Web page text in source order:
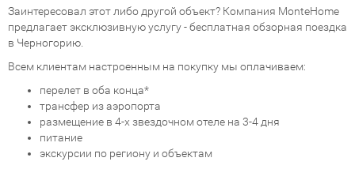
Заинтересовал этот либо другой объект? Компания MonteHome
предлагает эксклюзивную услугу - бесплатная обзорная поездка
в Черногорию.
Всем клиентам настроенным на покупку мы оплачиваем:
перелет в оба конца*
трансфер из аэропорта
размещение в 4-х звездочном отеле на 3-4 дня
питание
экскурсии по региону и объектам